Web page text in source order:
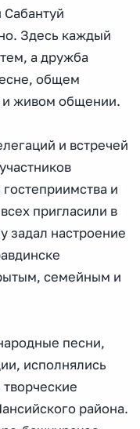
Сабантуй
Здесь каждый
а дружба
общем
и живом общении.
и встречей
и
пригласили в
задал настроение
семейным и
песни,
исполнялись
района.